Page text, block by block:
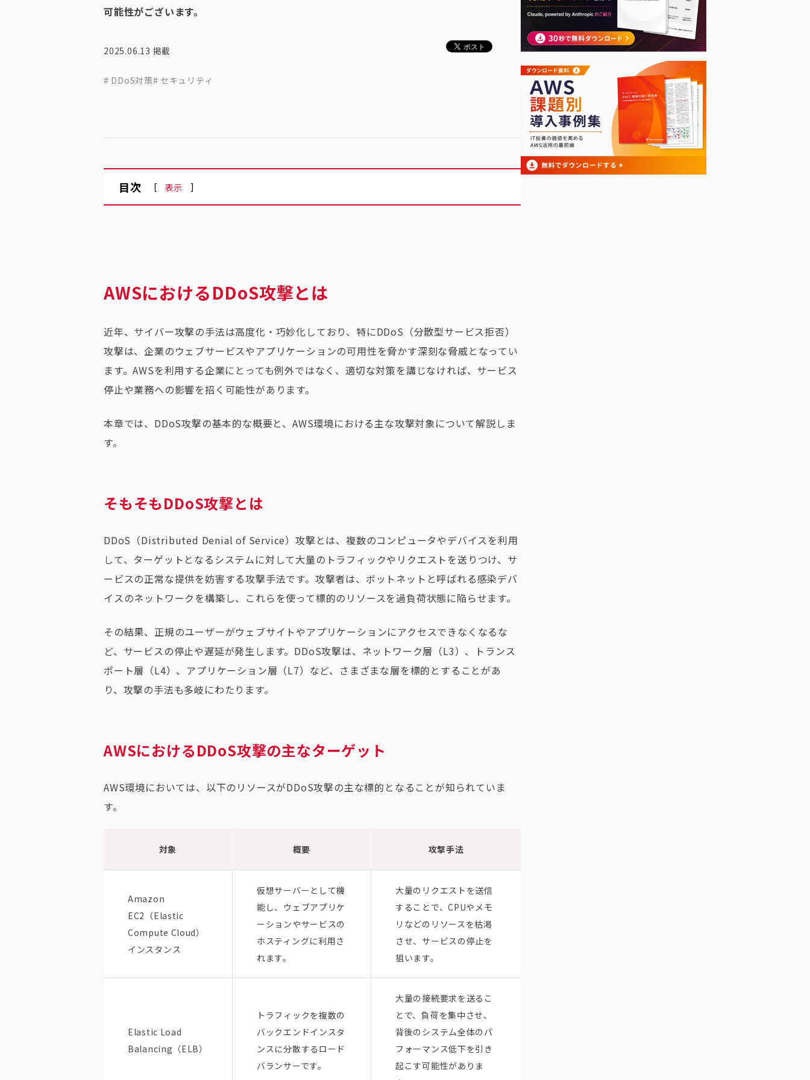
可能性がございます。
2025.06.13 掲載
# DDoS対策# セキュリティ
目次 [ 表示 ]
AWSにおけるDDoS攻撃とは
近年、サイバー攻撃の手法は高度化・巧妙化しており、特にDDoS（分散型サービス拒否）
攻撃は、企業のウェブサービスやアプリケーションの可用性を脅かす深刻な脅威となってい
ます。AWSを利用する企業にとっても例外ではなく、適切な対策を講じなければ、サービス
停止や業務への影響を招く可能性があります。
本章では、DDoS攻撃の基本的な概要と、AWS環境における主な攻撃対象について解説しま
す。
そもそもDDoS攻撃とは
DDoS（Distributed Denial of Service）攻撃とは、複数のコンピュータやデバイスを利用
して、ターゲットとなるシステムに対して大量のトラフィックやリクエストを送りつけ、サ
ービスの正常な提供を妨害する攻撃手法です。攻撃者は、ボットネットと呼ばれる感染デバ
イスのネットワークを構築し、これらを使って標的のリソースを過負荷状態に陥らせます。
その結果、正規のユーザーがウェブサイトやアプリケーションにアクセスできなくなるな
ど、サービスの停止や遅延が発生します。DDoS攻撃は、ネットワーク層（L3）、トランス
ポート層（L4）、アプリケーション層（L7）など、さまざまな層を標的とすることがあ
り、攻撃の手法も多岐にわたります。
AWSにおけるDDoS攻撃の主なターゲット
AWS環境においては、以下のリソースがDDoS攻撃の主な標的となることが知られていま
す。
対象 概要 攻撃手法
Amazon
EC2（Elastic
Compute Cloud）
インスタンス
仮想サーバーとして機
能し、ウェブアプリケ
ーションやサービスの
ホスティングに利用さ
れます。
大量のリクエストを送信
することで、CPUやメモ
リなどのリソースを枯渇
させ、サービスの停止を
狙います。
Elastic Load
Balancing（ELB）
トラフィックを複数の
バックエンドインスタ
ンスに分散するロード
バランサーです。
大量の接続要求を送るこ
とで、負荷を集中させ、
背後のシステム全体のパ
フォーマンス低下を引き
起こす可能性がありま